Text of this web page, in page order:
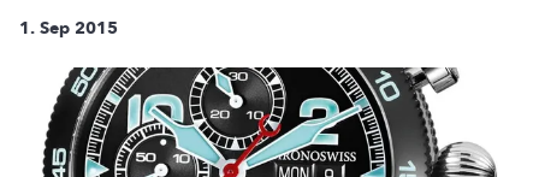
1. Sep 2015